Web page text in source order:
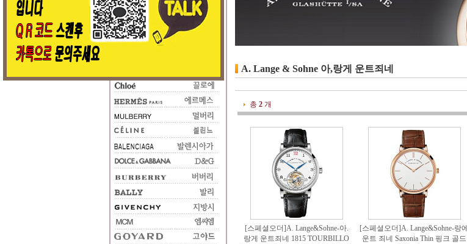
A. Lange & Sohne 아,랑게 운트죄네
총 2 개
[스페셜오더]A. Lange&Sohne-아.
랑게 운트죄네 1815 TOURBILLO
[스페셜오더]A. Lange&Sohne-랑에
운트 죄네 Saxonia Thin 핑크 골드